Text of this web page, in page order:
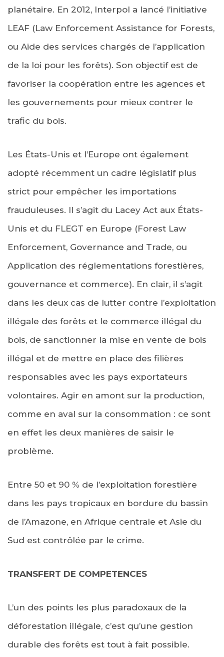
planétaire. En 2012, Interpol a lancé l’initiative
LEAF (Law Enforcement Assistance for Forests,
ou Aide des services chargés de l’application
de la loi pour les forêts). Son objectif est de
favoriser la coopération entre les agences et
les gouvernements pour mieux contrer le
trafic du bois.
Les États-Unis et l’Europe ont également
adopté récemment un cadre législatif plus
strict pour empêcher les importations
frauduleuses. Il s’agit du Lacey Act aux États-
Unis et du FLEGT en Europe (Forest Law
Enforcement, Governance and Trade, ou
Application des réglementations forestières,
gouvernance et commerce). En clair, il s’agit
dans les deux cas de lutter contre l’exploitation
illégale des forêts et le commerce illégal du
bois, de sanctionner la mise en vente de bois
illégal et de mettre en place des filières
responsables avec les pays exportateurs
volontaires. Agir en amont sur la production,
comme en aval sur la consommation : ce sont
en effet les deux manières de saisir le
problème.
Entre 50 et 90 % de l’exploitation forestière
dans les pays tropicaux en bordure du bassin
de l’Amazone, en Afrique centrale et Asie du
Sud est contrôlée par le crime.
TRANSFERT DE COMPETENCES
L’un des points les plus paradoxaux de la
déforestation illégale, c’est qu’une gestion
durable des forêts est tout à fait possible.